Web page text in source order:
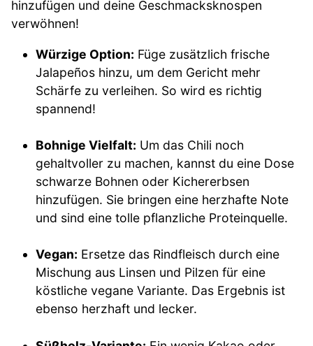
hinzufügen und deine Geschmacksknospen
verwöhnen!
Würzige Option: Füge zusätzlich frische
Jalapeños hinzu, um dem Gericht mehr
Schärfe zu verleihen. So wird es richtig
spannend!
Bohnige Vielfalt: Um das Chili noch
gehaltvoller zu machen, kannst du eine Dose
schwarze Bohnen oder Kichererbsen
hinzufügen. Sie bringen eine herzhafte Note
und sind eine tolle pflanzliche Proteinquelle.
Vegan: Ersetze das Rindfleisch durch eine
Mischung aus Linsen und Pilzen für eine
köstliche vegane Variante. Das Ergebnis ist
ebenso herzhaft und lecker.